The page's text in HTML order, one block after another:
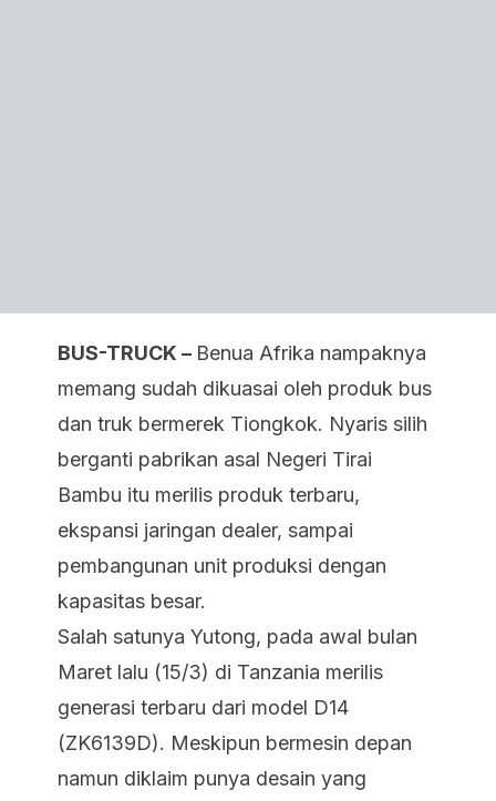
BUS-TRUCK – Benua Afrika nampaknya
memang sudah dikuasai oleh produk bus
dan truk bermerek Tiongkok. Nyaris silih
berganti pabrikan asal Negeri Tirai
Bambu itu merilis produk terbaru,
ekspansi jaringan dealer, sampai
pembangunan unit produksi dengan
kapasitas besar.
Salah satunya Yutong, pada awal bulan
Maret lalu (15/3) di Tanzania merilis
generasi terbaru dari model D14
(ZK6139D). Meskipun bermesin depan
namun diklaim punya desain yang